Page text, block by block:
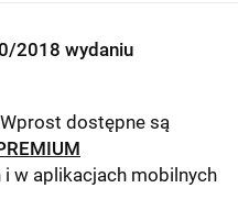
2018 wydaniu
dostępne są
w aplikacjach mobilnych